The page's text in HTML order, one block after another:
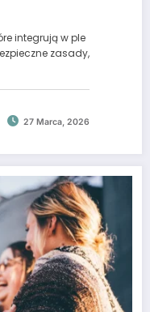
integrują w ple
zasady,
27 Marca, 2026